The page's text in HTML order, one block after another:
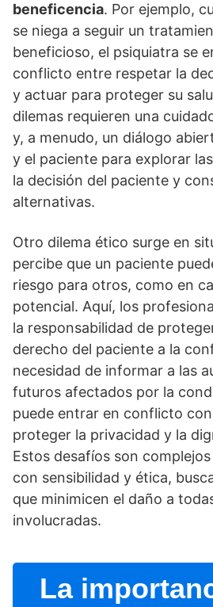
beneficencia. Por ejemplo,
se niega a seguir un
beneficioso, el psiquiatra se
conflicto entre respetar la
y actuar para proteger su
dilemas requieren una
y, a menudo, un diálogo
y el paciente para explorar
la decisión del paciente y
alternativas.
Otro dilema ético surge en
percibe que un paciente
riesgo para otros, como en
potencial. Aquí­, los
la responsabilidad de
derecho del paciente a la
necesidad de informar a las
futuros afectados por la
puede entrar en conflicto
proteger la privacidad y la
Estos desafí­os son
con sensibilidad y ética,
que minimicen el daño a
involucradas.
La